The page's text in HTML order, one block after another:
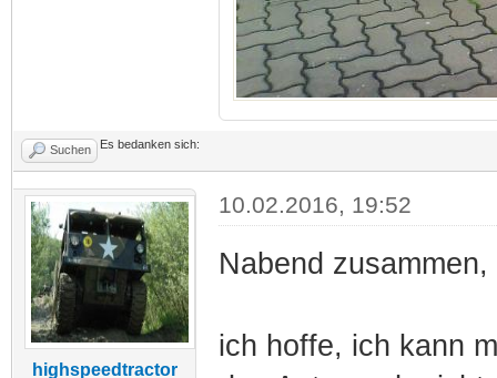
Suchen Es bedanken sich:
highspeedtractor
10.02.2016, 19:52
Nabend zusammen,
ich hoffe, ich kann